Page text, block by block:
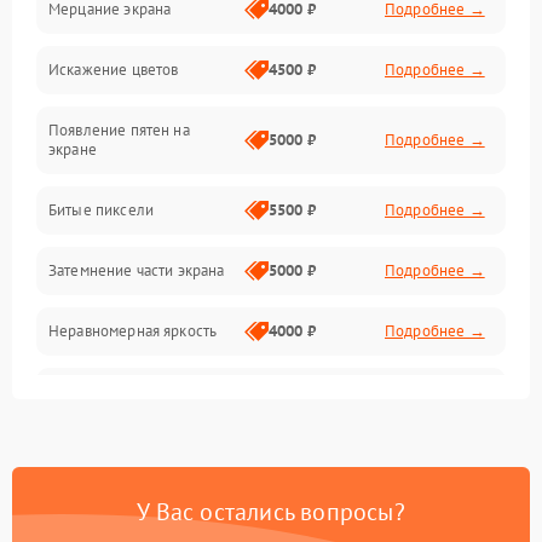
Подсветка и LED-модули
Звук и аудиосистема
Сигнал и приём каналов
Механические повреждения
Программное обеспечение
Сеть и подключения
Мерцание экрана 4000 ₽ Подробнее →
Искажение цветов 4500 ₽ Подробнее →
Появление пятен на
экране
5000 ₽ Подробнее →
Битые пиксели 5500 ₽ Подробнее →
Затемнение части экрана 5000 ₽ Подробнее →
Неравномерная яркость 4000 ₽ Подробнее →
У Вас остались вопросы?